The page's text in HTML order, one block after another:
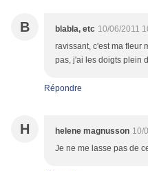
B blabla, etc 10/06/2011
ravissant, c'est ma fleur
pas, j'ai les doigts plein
Répondre
H helene magnusson 10/
Je ne me lasse pas de